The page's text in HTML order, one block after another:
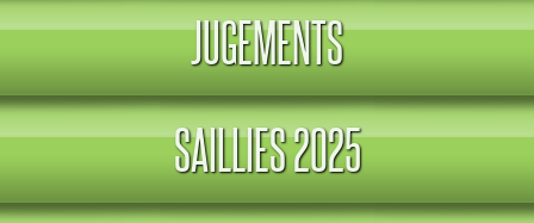
JUGEMENTS
SAILLIES 2025